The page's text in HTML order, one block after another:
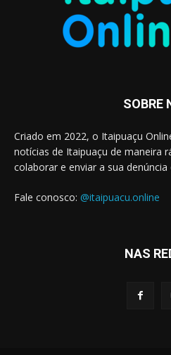
SOBRE
Criado em 2022, o Itaipuaçu
notícias de Itaipuaçu de maneira
colaborar e enviar a sua
Fale conosco: @itaipuacu.online
NAS